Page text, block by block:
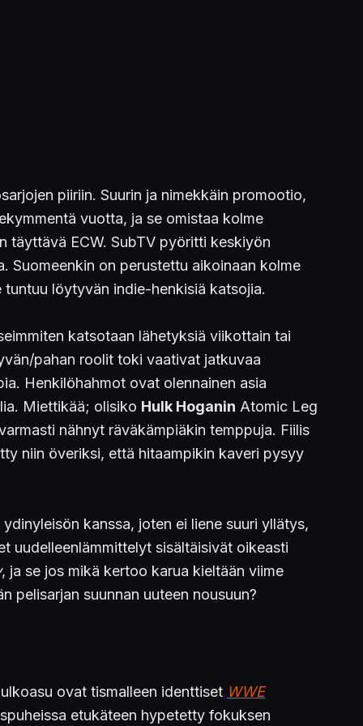
piiriin. Suurin ja nimekkäin promootio,
vuotta, ja se omistaa kolme
täyttävä ECW. SubTV pyöritti keskiyön
Suomeenkin on perustettu aikoinaan kolme
löytyvän indie-henkisiä katsojia.
katsotaan lähetyksiä viikottain tai
pahan roolit toki vaativat jatkuvaa
Henkilöhahmot ovat olennainen asia
Miettikää; olisiko Hulk Hoganin Atomic Leg
nähnyt räväkämpiäkin temppuja. Fiilis
niin överiksi, että hitaampikin kaveri pysyy
kanssa, joten ei liene suuri yllätys,
uudelleenlämmittelyt sisältäisivät oikeasti
, ja se jos mikä kertoo karua kieltään viime
pelisarjan suunnan uuteen nousuun?
ovat tismalleen identtiset WWE
etukäteen hypetetty fokuksen